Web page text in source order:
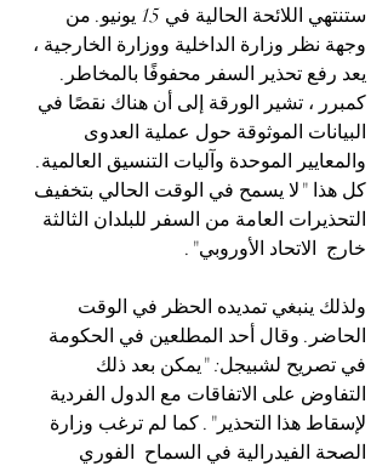
ستنتهي اللائحة الحالية في 15 يونيو. من
وجهة نظر وزارة الداخلية ووزارة الخارجية ،
يعد رفع تحذير السفر محفوفًا بالمخاطر.
كمبرر ، تشير الورقة إلى أن هناك نقصًا في
البيانات الموثوقة حول عملية العدوى
والمعايير الموحدة وآليات التنسيق العالمية.
كل هذا "لا يسمح في الوقت الحالي بتخفيف
التحذيرات العامة من السفر للبلدان الثالثة
خارج الاتحاد الأوروبي".
ولذلك ينبغي تمديده الحظر في الوقت
الحاضر. وقال أحد المطلعين في الحكومة
في تصريح لشبيجل: "يمكن بعد ذلك
التفاوض على الاتفاقات مع الدول الفردية
لإسقاط هذا التحذير". كما لم ترغب وزارة
الصحة الفيدرالية في السماح  الفوري